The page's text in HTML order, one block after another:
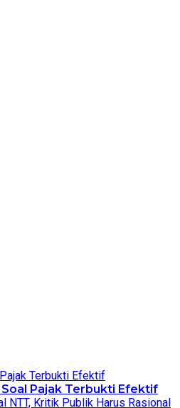
Soal Pajak Terbukti Efektif